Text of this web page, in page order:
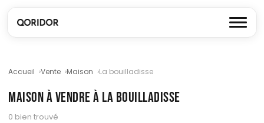
Accueil Vente Maison La bouilladisse
MAISON À VENDRE À LA BOUILLADISSE
0 bien trouvé